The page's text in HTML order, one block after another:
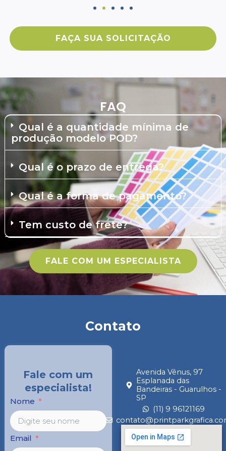
FAÇA SUA SOLICITAÇÃO
FAQ
Qual é a quantidade mínima de
produção modelo POD?
Qual é o prazo de entrega?
Qual é a forma de pagamento?
Tem custo de frete?
FALE COM UM ESPECIALISTA
Contato
Fale com um
especialista!
Nome
Email
Avenida Vênus, 97
Esplanada das
Bandeiras - Guarulhos -
SP
(11) 9 96121169